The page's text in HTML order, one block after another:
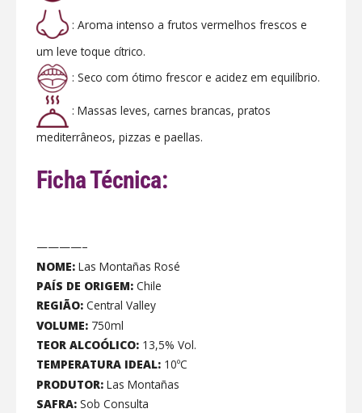
: Aroma intenso a frutos vermelhos frescos e
um leve toque cítrico.
: Seco com ótimo frescor e acidez em equilíbrio.
: Massas leves, carnes brancas, pratos
mediterrâneos, pizzas e paellas.
Ficha Técnica:
————–
NOME: Las Montañas Rosé
PAÍS DE ORIGEM: Chile
REGIÃO: Central Valley
VOLUME: 750ml
TEOR ALCOÓLICO: 13,5% Vol.
TEMPERATURA IDEAL: 10ºC
PRODUTOR: Las Montañas
SAFRA: Sob Consulta